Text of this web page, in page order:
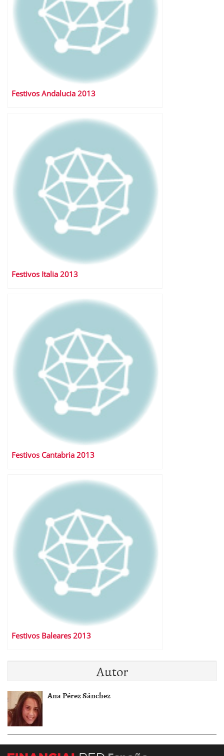
Festivos Andalucia 2013
Festivos Italia 2013
Festivos Cantabria 2013
Festivos Baleares 2013
Autor
Ana Pérez Sánchez